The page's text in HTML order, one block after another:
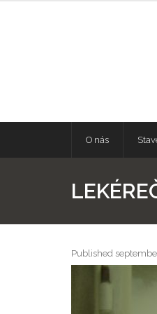
O nás
Published